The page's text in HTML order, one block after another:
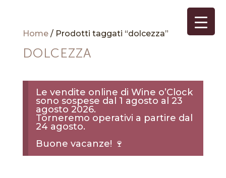
Home/ Prodotti taggati “dolcezza”
DOLCEZZA
Le vendite online di Wine o’Clock
sono sospese dal 1 agosto al 23
agosto 2026.
Torneremo operativi a partire dal
24 agosto.
Buone vacanze! 🍷